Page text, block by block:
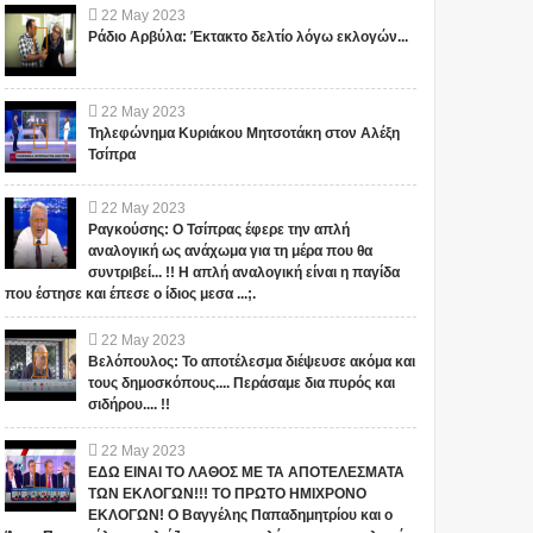
22 May 2023
Ράδιο Αρβύλα: Έκτακτο δελτίο λόγω εκλογών...
22 May 2023
Τηλεφώνημα Κυριάκου Μητσοτάκη στον Αλέξη
Τσίπρα
22 May 2023
Ραγκούσης: Ο Τσίπρας έφερε την απλή
αναλογική ως ανάχωμα για τη μέρα που θα
συντριβεί... !! Η απλή αναλογική είναι η παγίδα
που έστησε και έπεσε ο ίδιος μεσα ...;.
22 May 2023
Βελόπουλος: Το αποτέλεσμα διέψευσε ακόμα και
τους δημοσκόπους.... Περάσαμε δια πυρός και
σιδήρου.... !!
22 May 2023
ΕΔΩ ΕΙΝΑΙ ΤΟ ΛΑΘΟΣ ΜΕ ΤΑ ΑΠΟΤΕΛΕΣΜΑΤΑ
ΤΩΝ ΕΚΛΟΓΩΝ!!! ΤΟ ΠΡΩΤΟ ΗΜΙΧΡΟΝΟ
ΕΚΛΟΓΩΝ! Ο Βαγγέλης Παπαδημητρίου και ο